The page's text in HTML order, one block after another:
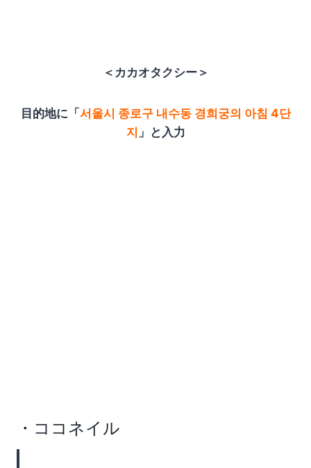
＜カカオタクシー＞
目的地に「서울시 종로구 내수동 경희궁의 아침 4단
지 」と入力
・ココネイル